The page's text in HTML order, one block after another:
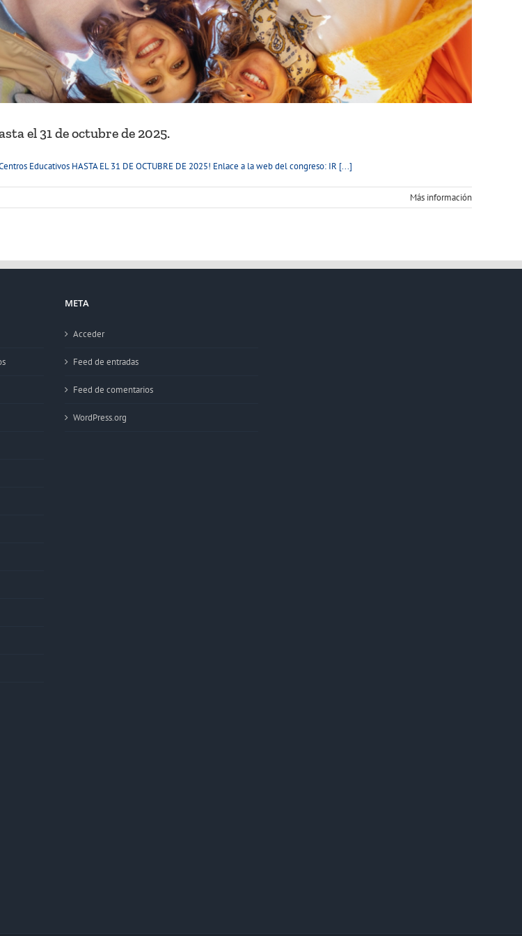
el 31 de octubre de 2025.
Educativos HASTA EL 31 DE OCTUBRE DE 2025! Enlace a la web del congreso: IR [...]
Más información
META
Acceder
Feed de entradas
Feed de comentarios
WordPress.org